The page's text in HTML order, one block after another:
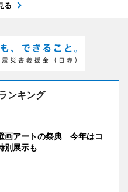
る
ンキング
画アートの祭典 今年はコ
別展示も